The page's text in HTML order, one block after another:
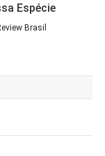
Espécie
Brasil